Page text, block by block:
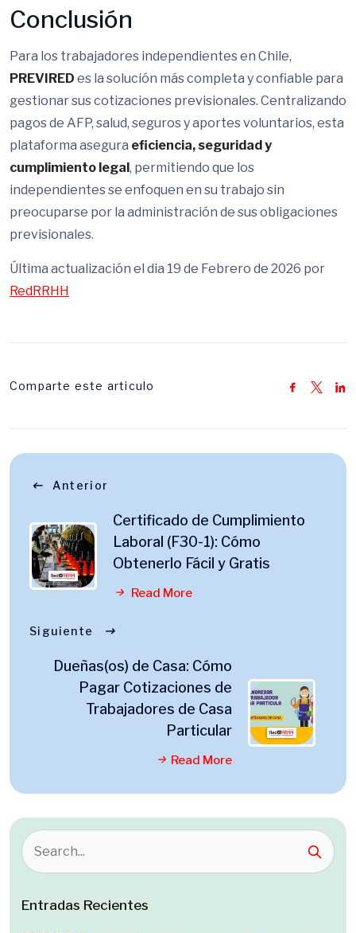
Conclusión
Para los trabajadores independientes en Chile,
PREVIRED es la solución más completa y confiable para
gestionar sus cotizaciones previsionales. Centralizando
pagos de AFP, salud, seguros y aportes voluntarios, esta
plataforma asegura eficiencia, seguridad y
cumplimiento legal, permitiendo que los
independientes se enfoquen en su trabajo sin
preocuparse por la administración de sus obligaciones
previsionales.
Última actualización el dia 19 de Febrero de 2026 por
RedRRHH
Comparte este articulo
Anterior
Certificado de Cumplimiento
Laboral (F30-1): Cómo
Obtenerlo Fácil y Gratis
Read More
Siguiente
Dueñas(os) de Casa: Cómo
Pagar Cotizaciones de
Trabajadores de Casa
Particular
Read More
Entradas Recientes